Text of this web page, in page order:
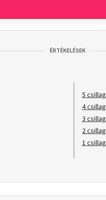
ÉRTÉKELÉSEK
5 csillag
4 csillag
3 csillag
2 csillag
1 csillag